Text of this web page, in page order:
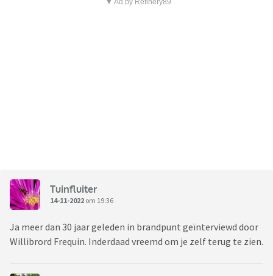
▼ Ad by Refinery89
Tuinfluiter
14-11-2022 om 19:36
Ja meer dan 30 jaar geleden in brandpunt geïnterviewd door
Willibrord Frequin. Inderdaad vreemd om je zelf terug te zien.